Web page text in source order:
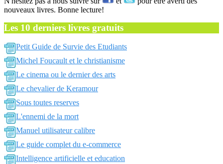
nouveaux livres. Bonne lecture!
Les 10 derniers livres gratuits
Petit Guide de Survie des Etudiants
Michel Foucault et le christianisme
Le cinema ou le dernier des arts
Le chevalier de Keramour
Sous toutes reserves
L'ennemi de la mort
Manuel utilisateur calibre
Le guide complet du e-commerce
Intelligence artificielle et education